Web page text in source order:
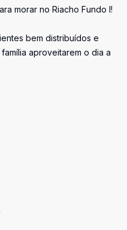
morar no Riacho Fundo I!
bem distribuídos e
aproveitarem o dia a